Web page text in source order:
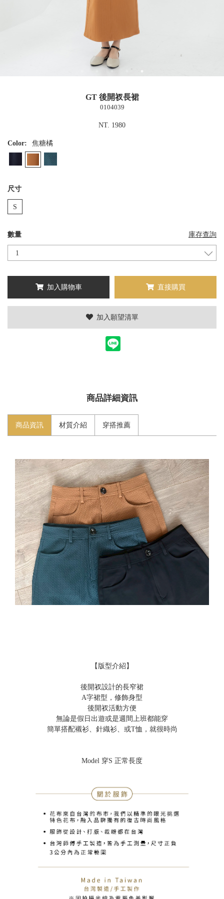
GT 後開衩長裙
0104039
NT. 1980
Color: 焦糖橘
尺寸
S
數量 庫存查詢
加入購物車 直接購買
加入願望清單
商品詳細資訊
商品資訊 材質介紹 穿搭推薦
【版型介紹】
後開衩設計的長窄裙
A字裙型，修飾身型
後開衩活動方便
無論是假日出遊或是週間上班都能穿
簡單搭配襯衫、針織衫、或T恤，就很時尚
Model 穿S 正常長度